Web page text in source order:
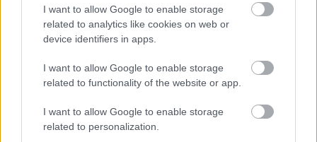
I want to allow Google to enable storage
related to analytics like cookies on web or
device identifiers in apps.
I want to allow Google to enable storage
related to functionality of the website or app.
I want to allow Google to enable storage
related to personalization.
mostró su contundencia defensiva con 2,3 entradas, 2,1
despejes y 5,9 duelos ganados (56% acierto), para un
promedio de puntos de 4,07.
Para finalizar esta sección de jugadores recomendables del
Valencia, no podemos olvidar al portero Giorgi
Mamardashvili. El georgiano ha encajado 15 goles en 14
encuentros y sólo dejó la puerta a cero en tres ocasiones,